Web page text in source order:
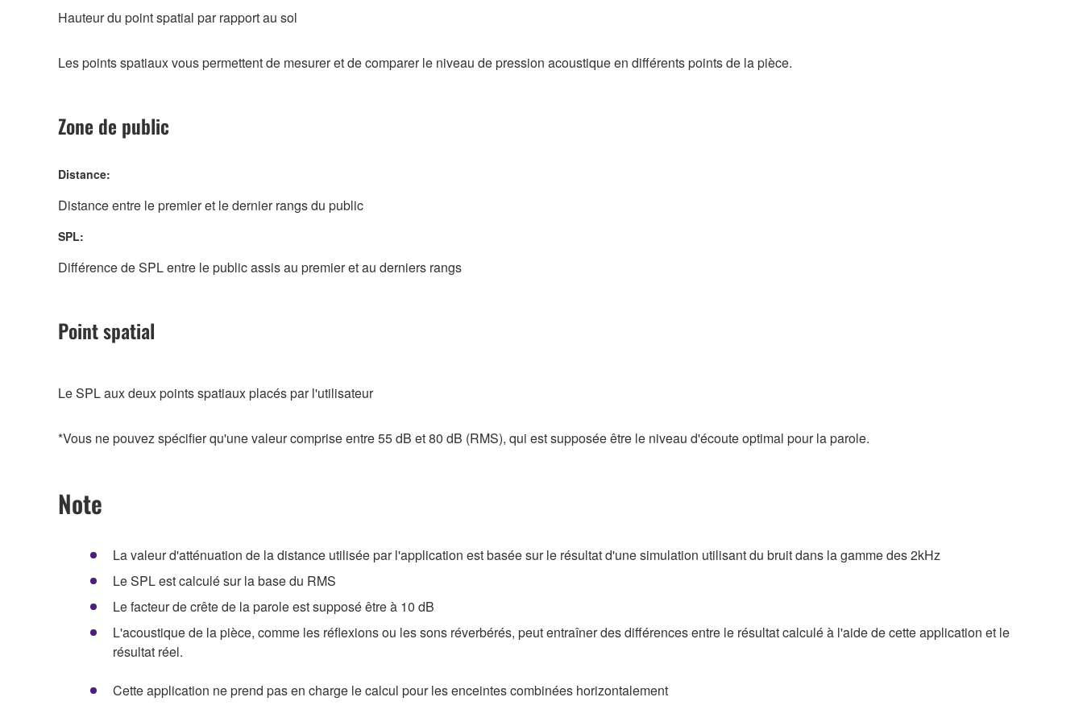
Hauteur du point spatial par rapport au sol
Les points spatiaux vous permettent de mesurer et de comparer le niveau de pression acoustique en différents points de la pièce.
Zone de public
Distance:
Distance entre le premier et le dernier rangs du public
SPL:
Différence de SPL entre le public assis au premier et au derniers rangs
Point spatial
Le SPL aux deux points spatiaux placés par l'utilisateur
*Vous ne pouvez spécifier qu'une valeur comprise entre 55 dB et 80 dB (RMS), qui est supposée être le niveau d'écoute optimal pour la parole.
Note
La valeur d'atténuation de la distance utilisée par l'application est basée sur le résultat d'une simulation utilisant du bruit dans la gamme des 2kHz
Le SPL est calculé sur la base du RMS
Le facteur de crête de la parole est supposé être à 10 dB
L'acoustique de la pièce, comme les réflexions ou les sons réverbérés, peut entraîner des différences entre le résultat calculé à l'aide de cette application et le
résultat réel.
Cette application ne prend pas en charge le calcul pour les enceintes combinées horizontalement